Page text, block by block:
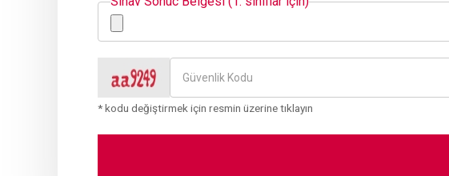
* kodu değiştirmek için resmin üzerine tıklayın